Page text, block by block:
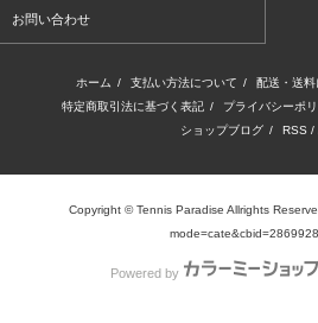
お問い合わせ
ホーム / 支払い方法について / 配送・送料
特定商取引法に基づく表記 / プライバシーポ
ショップブログ / RSS /
Copyright © Tennis Paradise Allrights
Powered by